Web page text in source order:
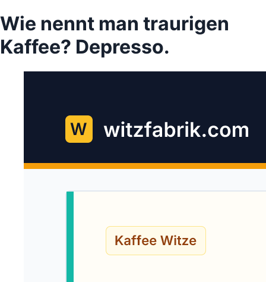
Wie nennt man traurigen
Kaffee? Depresso.